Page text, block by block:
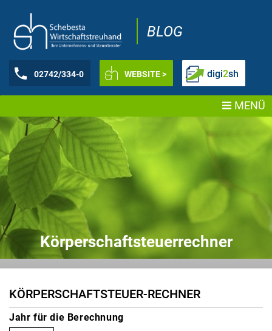
BLOG
02742/334-0 WEBSITE > digi2sh
MENÜ
Körperschaftsteuerrechner
KÖRPERSCHAFTSTEUER-RECHNER
Jahr für die Berechnung